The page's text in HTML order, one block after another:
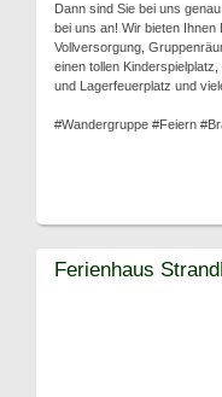
Dann sind Sie bei uns
bei uns an! Wir bieten Ihnen
Vollversorgung,
einen tollen
und Lagerfeuerplatz und
#Wandergruppe #Feiern
Ferienhaus